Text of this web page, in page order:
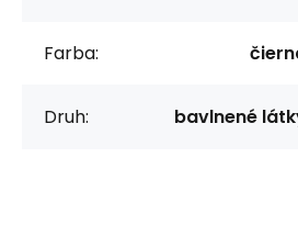
Farba:
Druh: bavlnené